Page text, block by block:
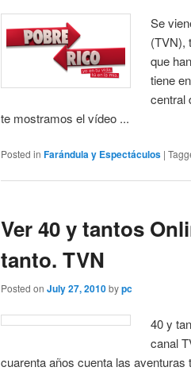
Se
(TVN),
que
tiene
central
te mostramos el vídeo ...
Posted in Farándula y Espectáculos |
Ver 40 y tantos
tanto. TVN
Posted onJuly 27, 2010 bypc
40 y
canal
cuarenta años cuenta las